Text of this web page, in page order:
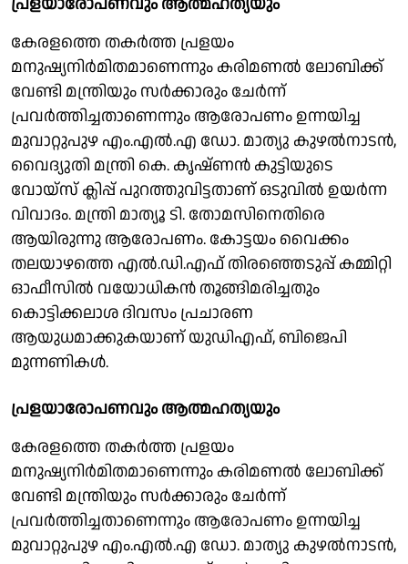
കേരളത്തെ തകര്‍ത്ത പ്രളയം
മനുഷ്യനിര്‍മിതമാണെന്നും കരിമണല്‍ ലോബിക്ക്
വേണ്ടി മന്ത്രിയും സര്‍ക്കാരും ചേര്‍ന്ന്
പ്രവര്‍ത്തിച്ചതാണെന്നും ആരോപണം ഉന്നയിച്ച
മുവാറ്റുപുഴ എം.എല്‍.എ ഡോ. മാത്യു കുഴല്‍നാടന്‍,
വൈദ്യുതി മന്ത്രി കെ. കൃഷ്ണന്‍ കുട്ടിയുടെ
വോയ്‌സ് ക്ലിപ്പ് പുറത്തുവിട്ടതാണ് ഒടുവില്‍ ഉയര്‍ന്ന
വിവാദം. മന്ത്രി മാത്യൂ ടി. തോമസിനെതിരെ
ആയിരുന്നു ആരോപണം. കോട്ടയം വൈക്കം
തലയാഴത്തെ എല്‍.ഡി.എഫ് തിരഞ്ഞെടുപ്പ് കമ്മിറ്റി
ഓഫീസില്‍ വയോധികന്‍ തൂങ്ങിമരിച്ചതും
കൊട്ടിക്കലാശ ദിവസം പ്രചാരണ
ആയുധമാക്കുകയാണ് യുഡിഎഫ്, ബിജെപി
മുന്നണികള്‍.
പ്രളയാരോപണവും ആത്മഹത്യയും
കേരളത്തെ തകര്‍ത്ത പ്രളയം
മനുഷ്യനിര്‍മിതമാണെന്നും കരിമണല്‍ ലോബിക്ക്
വേണ്ടി മന്ത്രിയും സര്‍ക്കാരും ചേര്‍ന്ന്
പ്രവര്‍ത്തിച്ചതാണെന്നും ആരോപണം ഉന്നയിച്ച
മുവാറ്റുപുഴ എം.എല്‍.എ ഡോ. മാത്യു കുഴല്‍നാടന്‍,